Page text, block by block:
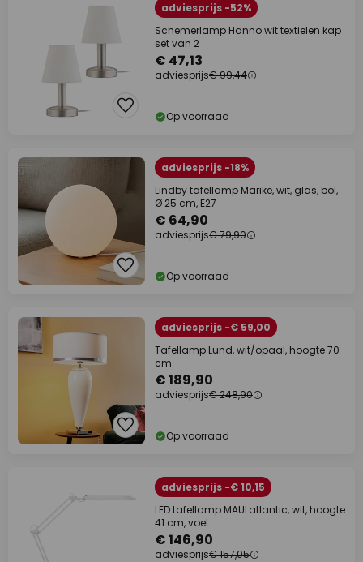
adviesprijs -52%
Schemerlamp Hanno wit textielen kap
set van 2
€ 47,13
adviesprijs€ 99,44
Op voorraad
adviesprijs -18%
Lindby tafellamp Marike, wit, glas, bol,
Ø 25 cm, E27
€ 64,90
adviesprijs€ 79,90
Op voorraad
adviesprijs -€ 59,00
Tafellamp Lund, wit/opaal, hoogte 70
cm
€ 189,90
adviesprijs€ 248,90
Op voorraad
adviesprijs -€ 10,15
LED tafellamp MAULatlantic, wit, hoogte
41 cm, voet
€ 146,90
adviesprijs€ 157,05